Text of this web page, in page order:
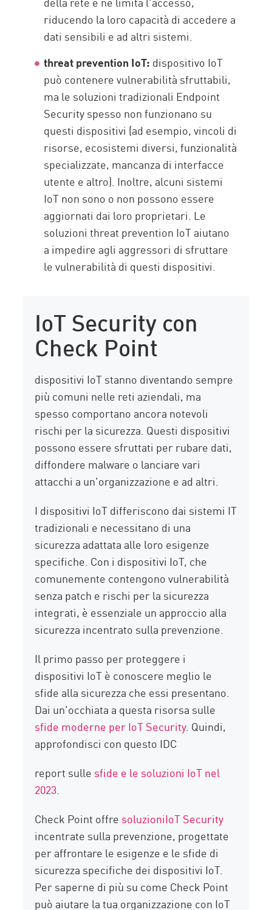
riducendo la loro capacità di accedere a
dati sensibili e ad altri sistemi.
threat prevention IoT: dispositivo IoT
può contenere vulnerabilità sfruttabili,
ma le soluzioni tradizionali Endpoint
Security spesso non funzionano su
questi dispositivi (ad esempio, vincoli di
risorse, ecosistemi diversi, funzionalità
specializzate, mancanza di interfacce
utente e altro). Inoltre, alcuni sistemi
IoT non sono o non possono essere
aggiornati dai loro proprietari. Le
soluzioni threat prevention IoT aiutano
a impedire agli aggressori di sfruttare
le vulnerabilità di questi dispositivi.
IoT Security con
Check Point
dispositivi IoT stanno diventando sempre
più comuni nelle reti aziendali, ma
spesso comportano ancora notevoli
rischi per la sicurezza. Questi dispositivi
possono essere sfruttati per rubare dati,
diffondere malware o lanciare vari
attacchi a un'organizzazione e ad altri.
I dispositivi IoT differiscono dai sistemi IT
tradizionali e necessitano di una
sicurezza adattata alle loro esigenze
specifiche. Con i dispositivi IoT, che
comunemente contengono vulnerabilità
senza patch e rischi per la sicurezza
integrati, è essenziale un approccio alla
sicurezza incentrato sulla prevenzione.
Il primo passo per proteggere i
dispositivi IoT è conoscere meglio le
sfide alla sicurezza che essi presentano.
Dai un'occhiata a questa risorsa sulle
sfide moderne per IoT Security. Quindi,
approfondisci con questo IDC
report sulle sfide e le soluzioni IoT nel
2023.
Check Point offre soluzioniIoT Security
incentrate sulla prevenzione, progettate
per affrontare le esigenze e le sfide di
sicurezza specifiche dei dispositivi IoT.
Per saperne di più su come Check Point
può aiutare la tua organizzazione con IoT